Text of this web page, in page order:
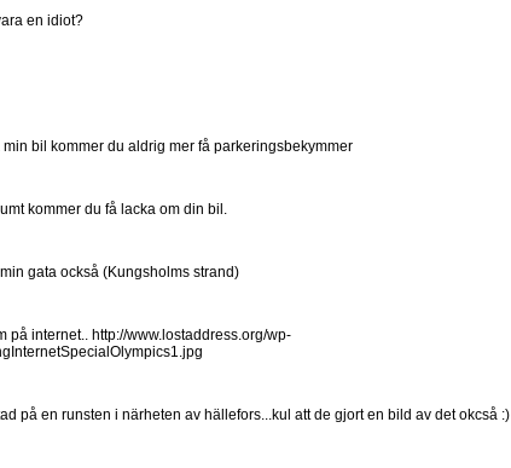
en idiot?
bil kommer du aldrig mer få parkeringsbekymmer
kommer du få lacka om din bil.
gata också (Kungsholms strand)
på internet.. http://www.lostaddress.org/wp-
på en runsten i närheten av hällefors...kul att de gjort en bild av det okcså :)